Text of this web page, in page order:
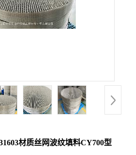
材质丝网波纹填料CY700型